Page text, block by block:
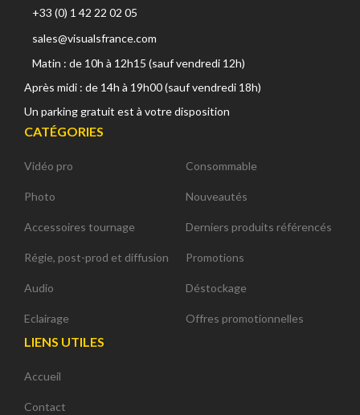
+33 (0) 1 42 22 02 05
sales@visualsfrance.com
Matin : de 10h à 12h15 (sauf vendredi 12h)
Après midi : de 14h à 19h00 (sauf vendredi 18h)
Un parking gratuit est à votre disposition
CATÉGORIES
Vidéo pro
Photo
Accessoires tournage
Régie, post-prod et diffusion
Audio
Eclairage
Consommable
Nouveautés
Derniers produits référencés
Promotions
Déstockage
Offres promotionnelles
LIENS UTILES
Accueil
Contact